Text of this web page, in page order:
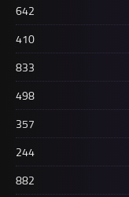
642
410
833
498
357
244
882